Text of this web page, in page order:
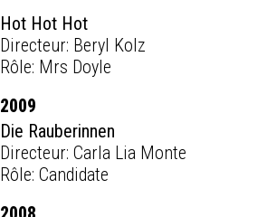
Hot Hot Hot
Directeur: Beryl Kolz
Rôle: Mrs Doyle
2009
Die Rauberinnen
Directeur: Carla Lia Monte
Rôle: Candidate